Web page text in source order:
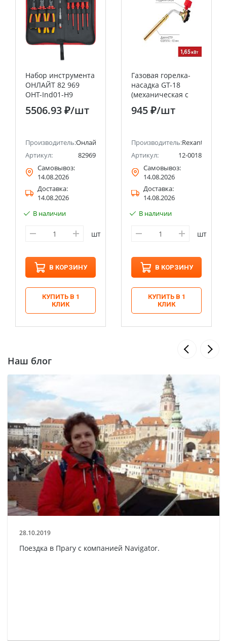
Набор инструмента
ОНЛАЙТ 82 969
OHT-Ind01-H9
(диэлектрические,
усиленные, 9 шт)
5506.93 ₽/шт
Производитель:Онлайт
Артикул:
82969
Самовывоз:
14.08.2026
Доставка:
14.08.2026
В наличии
шт
В КОРЗИНУ
КУПИТЬ В 1
КЛИК
Газовая горелка-
насадка GT-18
(механическая с
регулятором)
паяльного типа
945 ₽/шт
Производитель:Rexant
Артикул:
12-0018
Самовывоз:
14.08.2026
Доставка:
14.08.2026
В наличии
шт
В КОРЗИНУ
КУПИТЬ В 1
КЛИК
Наш блог
28.10.2019
Поездка в Прагу с компанией Navigator.